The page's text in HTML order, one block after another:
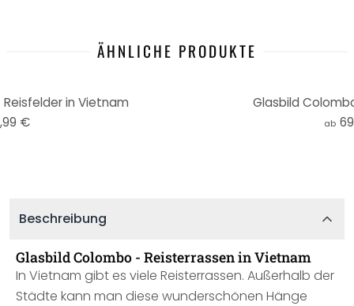
ÄHNLICHE PRODUKTE
in Vietnam
€
Glasbild
ab
Beschreibung
Glasbild Colombo - Reisterrassen in Vietnam
In Vietnam gibt es viele Reisterrassen. Außerhalb der
Städte kann man diese wunderschönen Hänge